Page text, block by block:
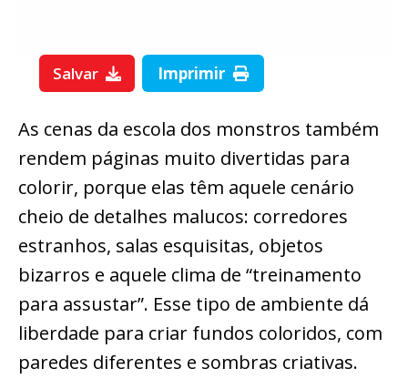
Salvar Imprimir
As cenas da escola dos monstros também
rendem páginas muito divertidas para
colorir, porque elas têm aquele cenário
cheio de detalhes malucos: corredores
estranhos, salas esquisitas, objetos
bizarros e aquele clima de “treinamento
para assustar”. Esse tipo de ambiente dá
liberdade para criar fundos coloridos, com
paredes diferentes e sombras criativas.